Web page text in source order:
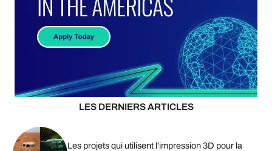
LES DERNIERS ARTICLES
Les projets qui utilisent l’impression 3D pour la